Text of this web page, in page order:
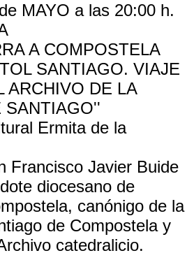
MAYO a las 20:00 h.
A COMPOSTELA
SANTIAGO. VIAJE
ARCHIVO DE LA
SANTIAGO''
Ermita de la
Francisco Javier Buide
diocesano de
canónigo de la
de Compostela y
catedralicio.